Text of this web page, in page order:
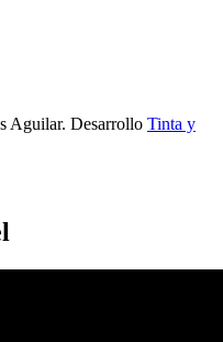
Aguilar. Desarrollo Tinta y